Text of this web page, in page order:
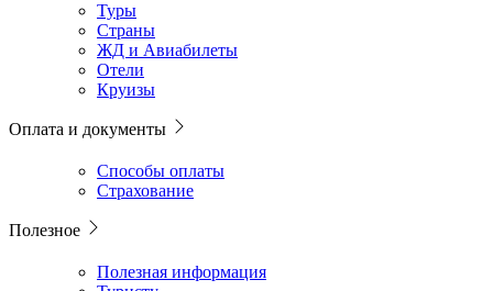
Туры
Страны
ЖД и Авиабилеты
Отели
Круизы
Оплата и документы
Способы оплаты
Страхование
Полезное
Полезная информация